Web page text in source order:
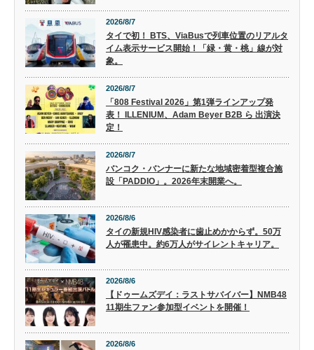
2026/8/7
タイで初！ BTS、ViaBusで列車位置のリアルタ
イム表示サービス開始！「緑・黄・桃」線が対
象。
2026/8/7
「808 Festival 2026」第1弾ラインアップ発
表！ ILLENIUM、Adam Beyer B2B ら 出演決
定！
2026/8/7
バンコク・バンナーに新たな地域密着型複合施
設「PADDIO」。2026年末開業へ。
2026/8/6
タイの新規HIV感染者に歯止めかからず。50万
人が罹患中。約6万人がサイレントキャリア。
2026/8/6
【ドゥームズデイ：ラストサバイバー】NMB48
11期生ファン参加型イベントを開催！
2026/8/6